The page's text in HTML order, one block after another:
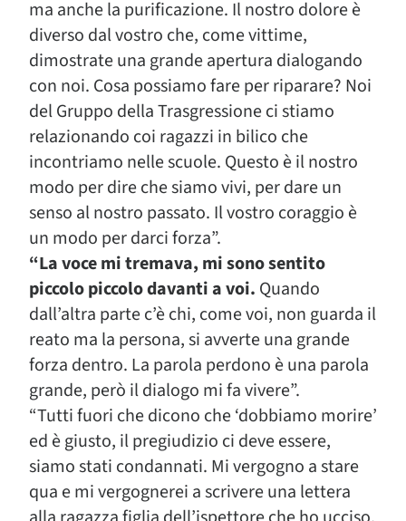
ma anche la purificazione. Il nostro dolore è
diverso dal vostro che, come vittime,
dimostrate una grande apertura dialogando
con noi. Cosa possiamo fare per riparare? Noi
del Gruppo della Trasgressione ci stiamo
relazionando coi ragazzi in bilico che
incontriamo nelle scuole. Questo è il nostro
modo per dire che siamo vivi, per dare un
senso al nostro passato. Il vostro coraggio è
un modo per darci forza”.
“La voce mi tremava, mi sono sentito
piccolo piccolo davanti a voi. Quando
dall’altra parte c’è chi, come voi, non guarda il
reato ma la persona, si avverte una grande
forza dentro. La parola perdono è una parola
grande, però il dialogo mi fa vivere”.
“Tutti fuori che dicono che ‘dobbiamo morire’
ed è giusto, il pregiudizio ci deve essere,
siamo stati condannati. Mi vergogno a stare
qua e mi vergognerei a scrivere una lettera